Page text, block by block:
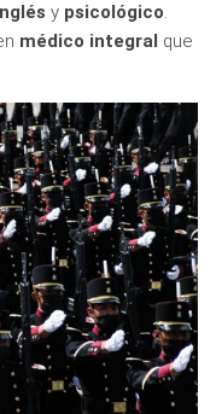
y psicológico.
médico integral que